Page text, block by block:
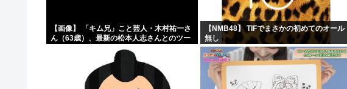
【画像】 「キム兄」こと芸人・木村祐一さ
ん（63歳）、最新の松本人志さんとのツー
ショットが完全に別人だとネット騒然！
「マジで誰かわからん」...
【NMB48】 TIFでまさかの初めてのオール
無し